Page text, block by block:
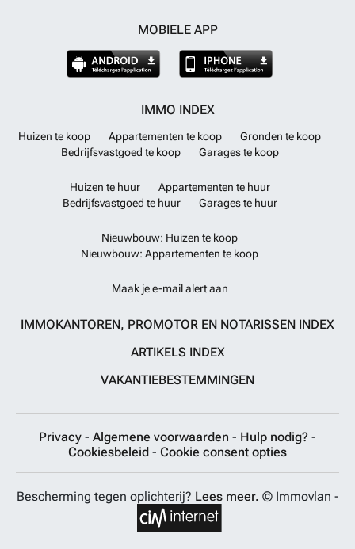
MOBIELE APP
IMMO INDEX
Huizen te koop Appartementen te koop
Gronden te koop
Bedrijfsvastgoed te koop
Garages te koop
Huizen te huur
Appartementen te huur
Bedrijfsvastgoed te huur
Garages te huur
Nieuwbouw: Huizen te koop
Nieuwbouw: Appartementen te koop
Maak je e-mail alert aan
IMMOKANTOREN, PROMOTOR EN NOTARISSEN INDEX
ARTIKELS INDEX
VAKANTIEBESTEMMINGEN
Privacy - Algemene voorwaarden - Hulp nodig? -
Cookiesbeleid - Cookie consent opties
Bescherming tegen oplichterij? Lees meer. © Immovlan -